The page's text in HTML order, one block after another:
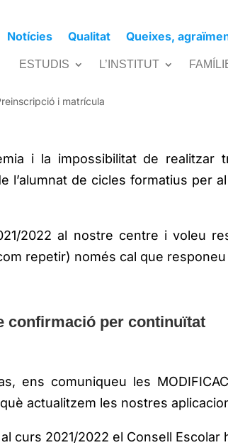
ESTUDIS L’INSTITUT
Notícies Qualitat Queixes,
per continuïtat de
i matrícula
i la impossibilitat de realitzar
l’alumnat de cicles formatius per
2022 al nostre centre i voleu
repetir) només cal que
confirmació per continuïtat
ens comuniqueu les
actualitzem les nostres
curs 2021/2022 el Consell Escolar